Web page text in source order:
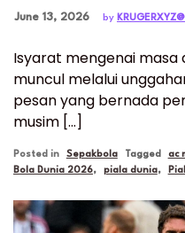
Posted on
June 13, 2026 by
Isyarat mengenai
muncul melalui
pesan yang bernada
musim […]
Posted in Sepakbola Tagged ac
Bola Dunia 2026, piala dunia,